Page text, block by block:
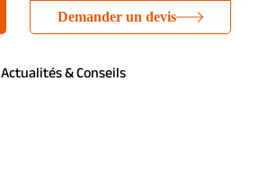
Actualités & Conseils
Demander un devis